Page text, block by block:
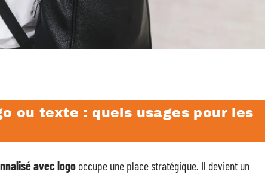
ou texte : quels usages pour les
avec logo occupe une place stratégique. Il devient un